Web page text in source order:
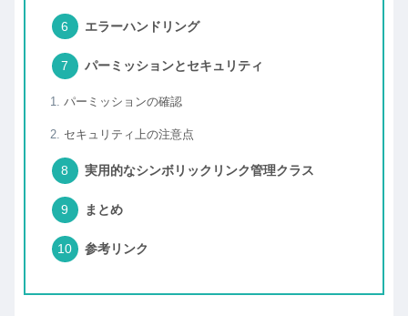
エラーハンドリング
パーミッションとセキュリティ
パーミッションの確認
セキュリティ上の注意点
実用的なシンボリックリンク管理クラス
まとめ
参考リンク